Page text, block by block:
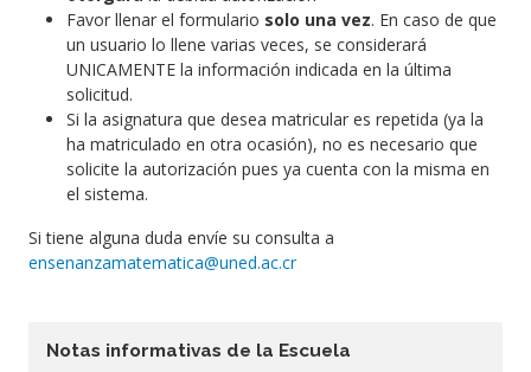
Favor llenar el formulario solo una vez. En caso de que
un usuario lo llene varias veces, se considerará
UNICAMENTE la información indicada en la última
solicitud.
Si la asignatura que desea matricular es repetida (ya la
ha matriculado en otra ocasión), no es necesario que
solicite la autorización pues ya cuenta con la misma en
el sistema.
Si tiene alguna duda envíe su consulta a
ensenanzamatematica@uned.ac.cr
Notas informativas de la Escuela